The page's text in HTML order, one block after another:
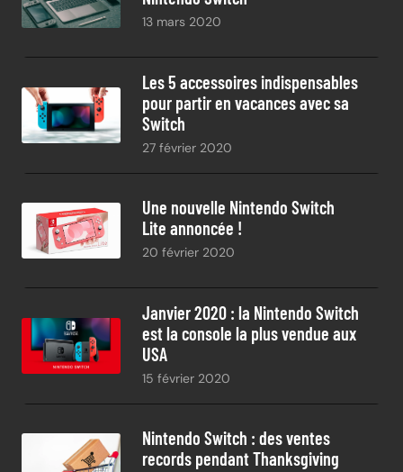
13 mars 2020
Les 5 accessoires indispensables
pour partir en vacances avec sa
Switch
27 février 2020
Une nouvelle Nintendo Switch
Lite annoncée !
20 février 2020
Janvier 2020 : la Nintendo Switch
est la console la plus vendue aux
USA
15 février 2020
Nintendo Switch : des ventes
records pendant Thanksgiving